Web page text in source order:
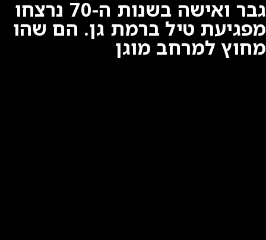
גבר ואישה בשנות ה-70 נרצחו
מפגיעת טיל ברמת גן. הם שהו
מחוץ למרחב מוגן